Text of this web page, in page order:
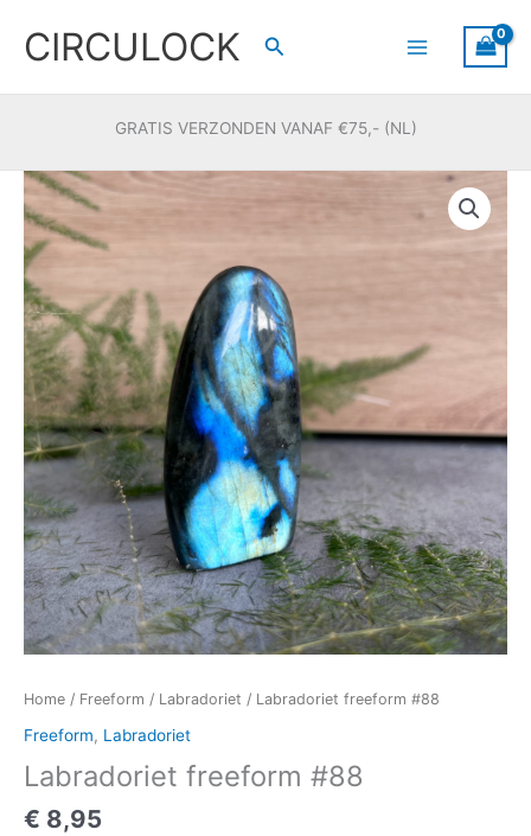
naar
inhoud
CIRCULOCK Zoeken
GRATIS VERZONDEN VANAF €75,- (NL)
Home / Freeform / Labradoriet / Labradoriet freeform #88
Freeform, Labradoriet
Labradoriet freeform #88
€ 8,95
Labradoriet
freeform
#88
aantal